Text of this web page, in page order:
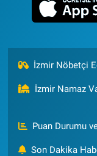
İzmir Nöbetçi
İzmir Namaz
Puan Durumu
Son Dakika